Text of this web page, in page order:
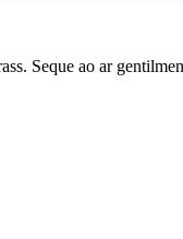
Seque ao ar